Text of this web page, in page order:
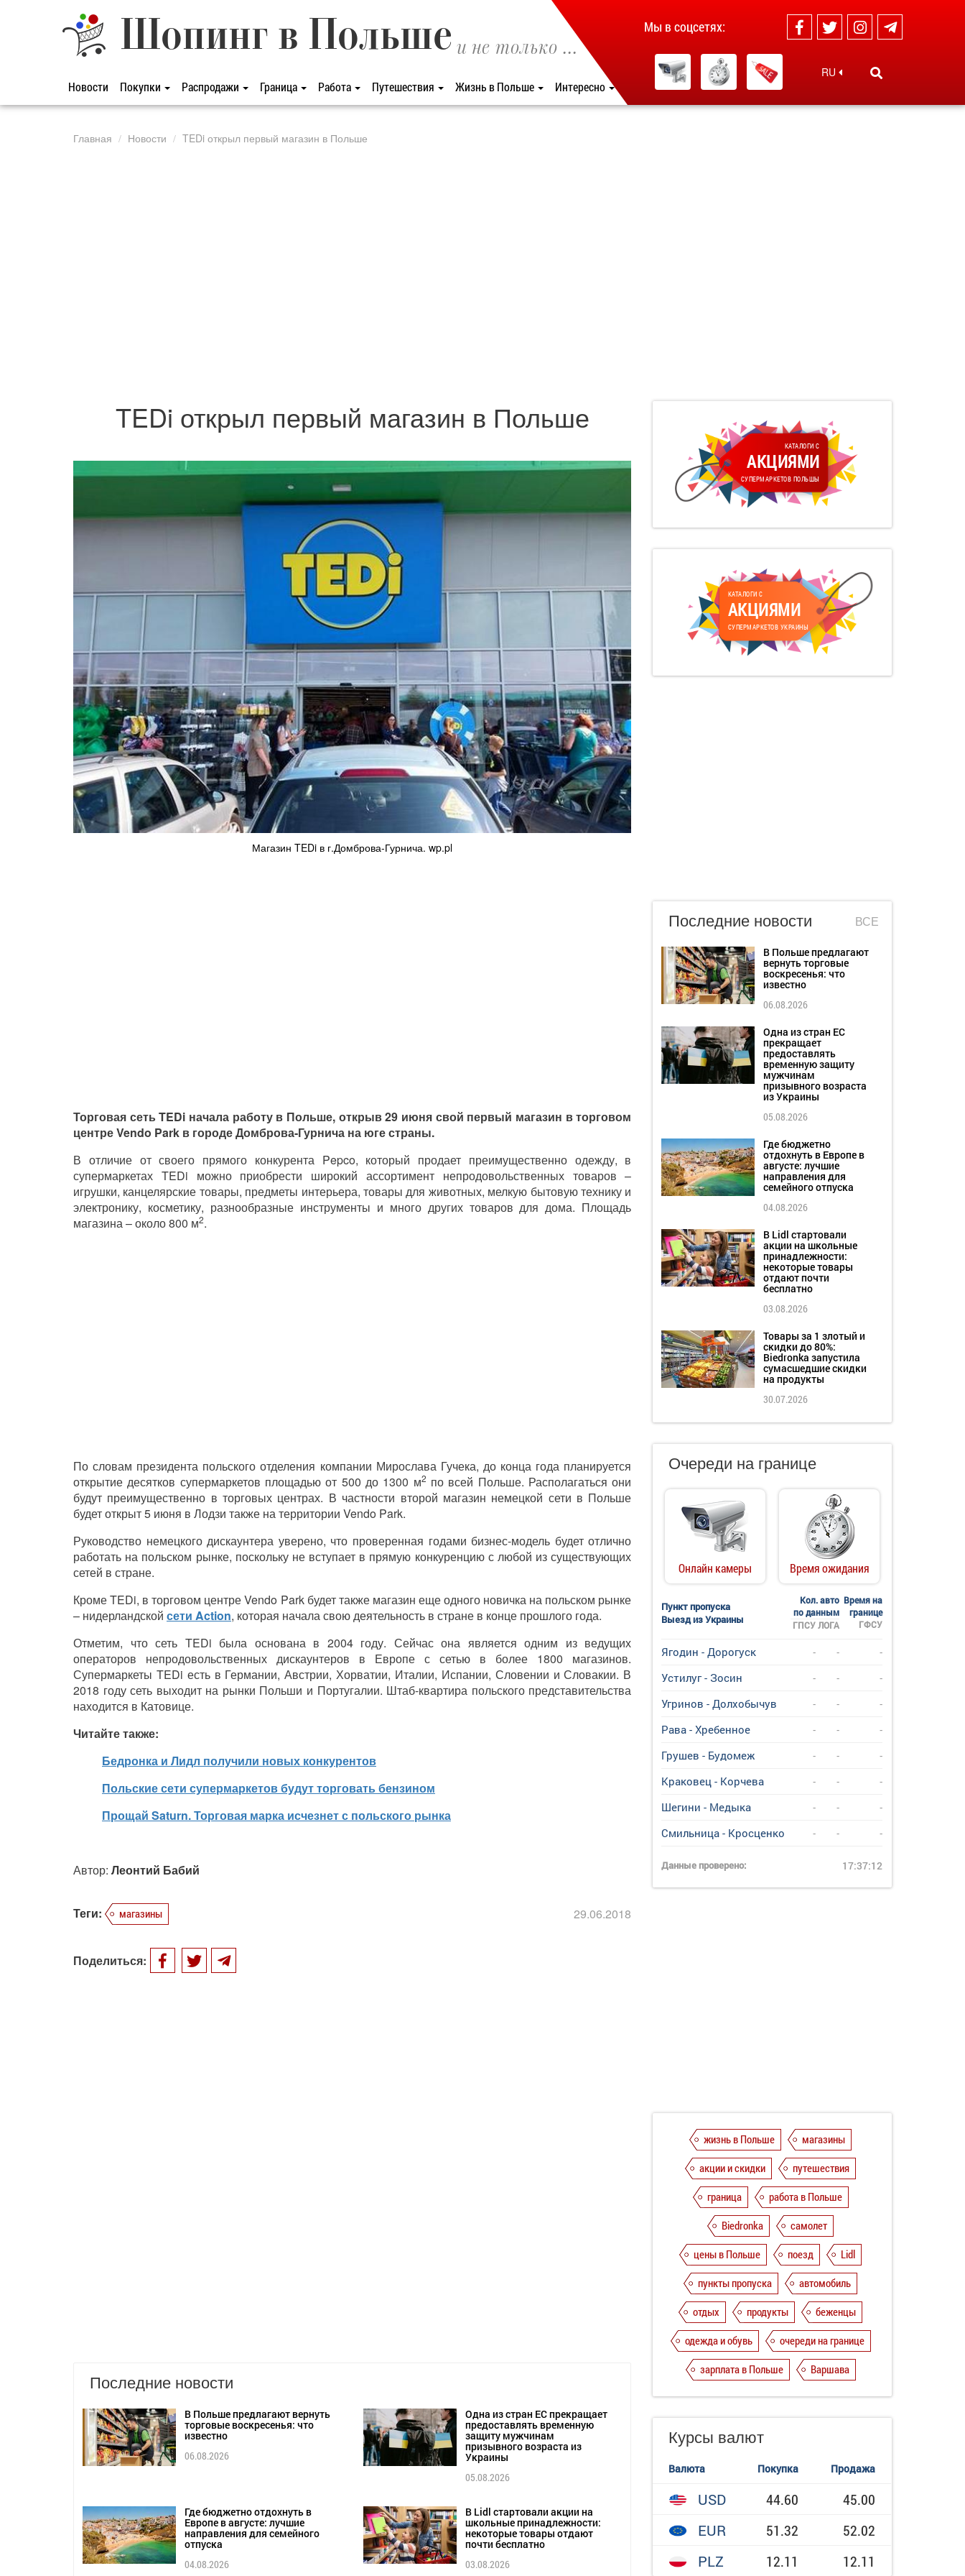
Шопинг в Польше и не только ...
Новости Покупки Распродажи Граница Работа Путешествия Жизнь в Польше Интересно
Мы в соцсетях:
RU
Главная Новости TEDi открыл первый магазин в Польше
TEDi открыл первый магазин в Польше
Магазин TEDi в г.Домброва-Гурнича. wp.pl
Торговая сеть TEDi начала работу в Польше, открыв 29 июня свой первый магазин в торговом
центре Vendo Park в городе Домброва-Гурнича на юге страны.
В отличие от своего прямого конкурента Pepco, который продает преимущественно одежду, в
супермаркетах TEDi можно приобрести широкий ассортимент непродовольственных товаров –
игрушки, канцелярские товары, предметы интерьера, товары для животных, мелкую бытовую технику и
электронику, косметику, разнообразные инструменты и много других товаров для дома. Площадь
магазина – около 800 м2.
По словам президента польского отделения компании Мирослава Гучека, до конца года планируется
открытие десятков супермаркетов площадью от 500 до 1300 м2 по всей Польше. Располагаться они
будут преимущественно в торговых центрах. В частности второй магазин немецкой сети в Польше
будет открыт 5 июня в Лодзи также на территории Vendo Park.
Руководство немецкого дискаунтера уверено, что проверенная годами бизнес-модель будет отлично
работать на польском рынке, поскольку не вступает в прямую конкуренцию с любой из существующих
сетей в стране.
Кроме TEDi, в торговом центре Vendo Park будет также магазин еще одного новичка на польском рынке
– нидерландской сети Action, которая начала свою деятельность в стране в конце прошлого года.
Отметим, что сеть TEDi была основана в 2004 году. Сейчас она является одним из ведущих
операторов непродовольственных дискаунтеров в Европе с сетью в более 1800 магазинов.
Супермаркеты TEDi есть в Германии, Австрии, Хорватии, Италии, Испании, Словении и Словакии. В
2018 году сеть выходит на рынки Польши и Португалии. Штаб-квартира польского представительства
находится в Катовице.
Читайте также:
Бедронка и Лидл получили новых конкурентов
Польские сети супермаркетов будут торговать бензином
Прощай Saturn. Торговая марка исчезнет с польского рынка
Автор: Леонтий Бабий
Теги: магазины 29.06.2018
Поделиться:
Последние новости
В Польше предлагают вернуть
торговые воскресенья: что
известно
06.08.2026
Одна из стран ЕС прекращает
предоставлять временную
защиту мужчинам
призывного возраста из
Украины
05.08.2026
Где бюджетно отдохнуть в
Европе в августе: лучшие
направления для семейного
отпуска
04.08.2026
В Lidl стартовали акции на
школьные принадлежности:
некоторые товары отдают
почти бесплатно
03.08.2026
КАТАЛОГИ С
АКЦИЯМИ
СУПЕРМАРКЕТОВ ПОЛЬШЫ
КАТАЛОГИ С
АКЦИЯМИ
СУПЕРМАРКЕТОВ УКРАИНЫ
Последние новости ВСЕ
В Польше предлагают
вернуть торговые
воскресенья: что
известно
06.08.2026
Одна из стран ЕС
прекращает
предоставлять
временную защиту
мужчинам
призывного возраста
из Украины
05.08.2026
Где бюджетно
отдохнуть в Европе в
августе: лучшие
направления для
семейного отпуска
04.08.2026
В Lidl стартовали
акции на школьные
принадлежности:
некоторые товары
отдают почти
бесплатно
03.08.2026
Товары за 1 злотый и
скидки до 80%:
Biedronka запустила
сумасшедшие скидки
на продукты
30.07.2026
Очереди на границе
Онлайн камеры Время ожидания
Пункт пропуска
Выезд из Украины
Кол. авто
по данным
Время на
границе
ГФСУ
ГПСУ ЛОГА
Ягодин - Дорогуск - -
-
Устилуг - Зосин
- -
-
Угринов - Долхобычув
- -
-
Рава - Хребенное
- -
-
Грушев - Будомеж
- -
-
Краковец - Корчева
- -
-
Шегини - Медыка
- -
-
Смильница - Кросценко
- - -
Данные проверено: 17:37:12
жизнь в Польше
магазины
акции и скидки
путешествия
граница
работа в Польше
Biedronka
самолет
цены в Польше
поезд
Lidl
пункты пропуска
автомобиль
отдых
продукты
беженцы
одежда и обувь
очереди на границе
зарплата в Польше
Варшава
Курсы валют
Валюта Покупка Продажа
USD 44.60
45.00
EUR
51.32
52.02
PLZ
12.11 12.11